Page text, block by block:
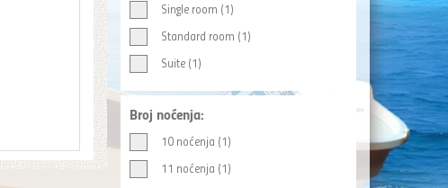
Single room (1)
Standard room (1)
Suite (1)
Broj noćenja:
10 noćenja (1)
11 noćenja (1)